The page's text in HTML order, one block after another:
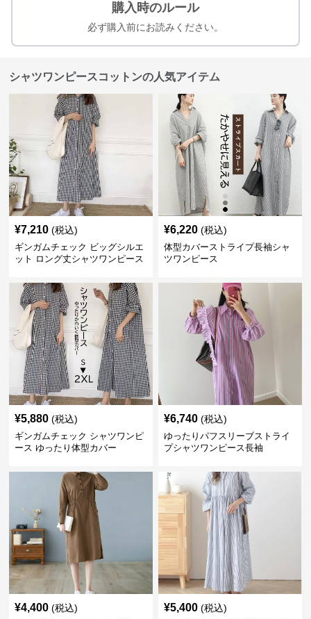
購入時のルール
必ず購入前にお読みください。
シャツワンピースコットンの人気アイテム
¥7,210 (税込)
ギンガムチェック ビッグシルエ
ット ロング丈シャツワンピース
¥6,220 (税込)
体型カバーストライプ長袖シャ
ツワンピース
¥5,880 (税込)
ギンガムチェック シャツワンピ
ース ゆったり体型カバー
¥6,740 (税込)
ゆったりパフスリーブストライ
プシャツワンピース長袖
¥4,400 (税込) ¥5,400 (税込)